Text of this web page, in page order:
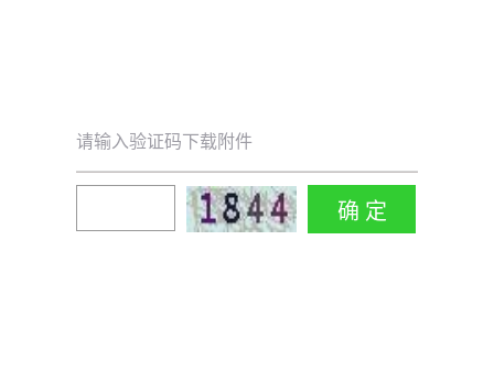
请输入验证码下载附件